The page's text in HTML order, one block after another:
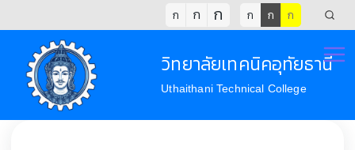
ก ก ก ก ก ก
วิทยาลัยเทคนิคอุทัยธานี
Uthaithani Technical College